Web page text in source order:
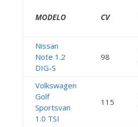
MODELO CV
Nissan
Note 1.2
DIG-S
98
Volkswagen
Golf
Sportsvan
1.0 TSI
115